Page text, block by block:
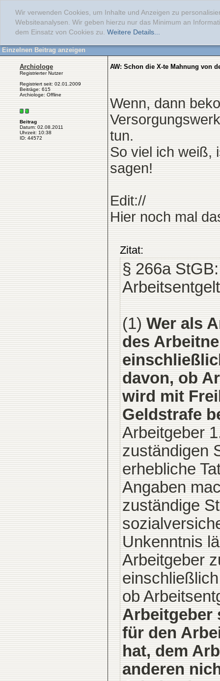
Wir verwenden Cookies, um Inhalte und Anzeigen zu
Websiteanalysen. Wir geben hierzu nur das Minimum an
dem Einsatz von Cookies zu. Weitere Details...
Einzelnen Beitrag anzeigen
Archiologe
Registrierter Nutzer
Registriert seit: 02.01.2009
Beiträge: 615
Archiologe: Offline
Beitrag
Datum: 02.08.2011
Uhrzeit: 10:38
ID: 44572
AW: Schon die X-te Mahnung von
Wenn, dann
tun.
So viel ich weiß,
sagen!
Edit://
Hier noch mal
Zitat:
§ 266a
Arbeitsentgelt
(1) Wer als
des
davon, ob
wird mit
Geldstrafe
Arbeitgeber
zuständigen
erhebliche
Angaben
zuständige
Unkenntnis
Arbeitgeber
ob
Arbeitgeber
für den
hat, dem
anderen